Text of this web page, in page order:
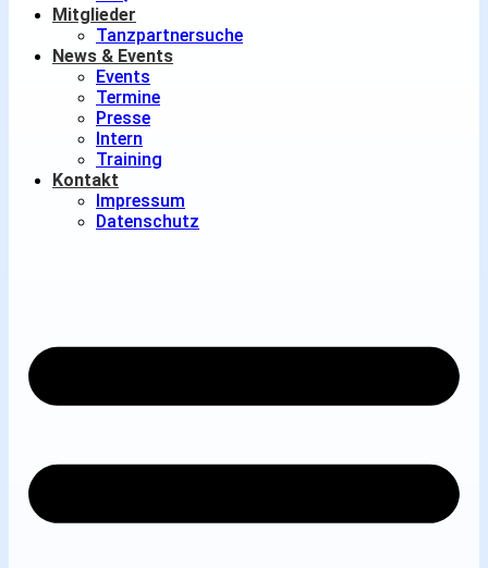
Mitglieder
Tanzpartnersuche
News & Events
Events
Termine
Presse
Intern
Training
Kontakt
Impressum
Datenschutz